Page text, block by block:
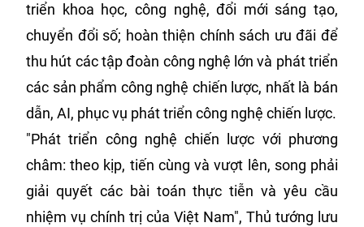
triển khoa học, công nghệ, đổi mới sáng tạo,
chuyển đổi số; hoàn thiện chính sách ưu đãi để
thu hút các tập đoàn công nghệ lớn và phát triển
các sản phẩm công nghệ chiến lược, nhất là bán
dẫn, AI, phục vụ phát triển công nghệ chiến lược.
"Phát triển công nghệ chiến lược với phương
châm: theo kịp, tiến cùng và vượt lên, song phải
giải quyết các bài toán thực tiễn và yêu cầu
nhiệm vụ chính trị của Việt Nam", Thủ tướng lưu